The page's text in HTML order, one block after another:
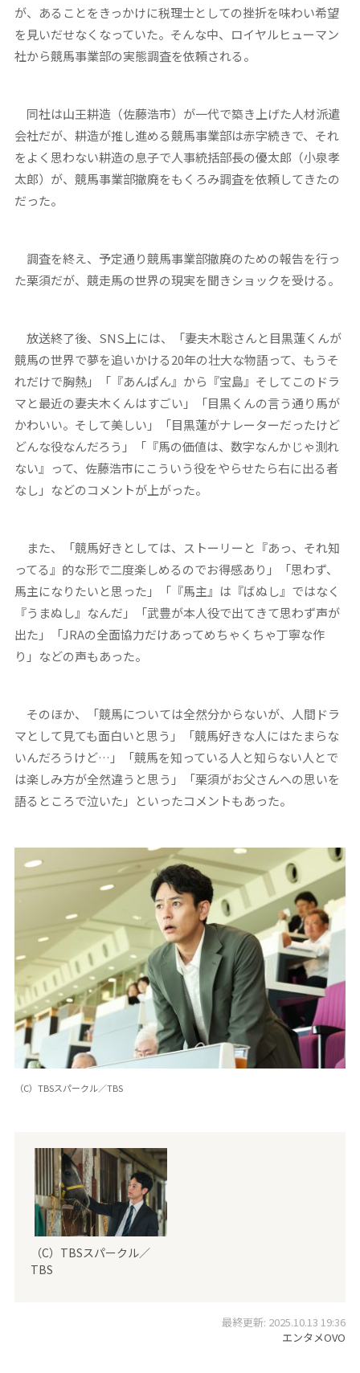
が、あることをきっかけに税理士としての挫折を味わい希望
を見いだせなくなっていた。そんな中、ロイヤルヒューマン
社から競馬事業部の実態調査を依頼される。
同社は山王耕造（佐藤浩市）が一代で築き上げた人材派遣
会社だが、耕造が推し進める競馬事業部は赤字続きで、それ
をよく思わない耕造の息子で人事統括部長の優太郎（小泉孝
太郎）が、競馬事業部撤廃をもくろみ調査を依頼してきたの
だった。
調査を終え、予定通り競馬事業部撤廃のための報告を行っ
た栗須だが、競走馬の世界の現実を聞きショックを受ける。
放送終了後、SNS上には、「妻夫木聡さんと目黒蓮くんが
競馬の世界で夢を追いかける20年の壮大な物語って、もうそ
れだけで胸熱」「『あんぱん』から『宝島』そしてこのドラ
マと最近の妻夫木くんはすごい」「目黒くんの言う通り馬が
かわいい。そして美しい」「目黒蓮がナレーターだったけど
どんな役なんだろう」「『馬の価値は、数字なんかじゃ測れ
ない』って、佐藤浩市にこういう役をやらせたら右に出る者
なし」などのコメントが上がった。
また、「競馬好きとしては、ストーリーと『あっ、それ知
ってる』的な形で二度楽しめるのでお得感あり」「思わず、
馬主になりたいと思った」「『馬主』は『ばぬし』ではなく
『うまぬし』なんだ」「武豊が本人役で出てきて思わず声が
出た」「JRAの全面協力だけあってめちゃくちゃ丁寧な作
り」などの声もあった。
そのほか、「競馬については全然分からないが、人間ドラ
マとして見ても面白いと思う」「競馬好きな人にはたまらな
いんだろうけど…」「競馬を知っている人と知らない人とで
は楽しみ方が全然違うと思う」「栗須がお父さんへの思いを
語るところで泣いた」といったコメントもあった。
（C）TBSスパークル／TBS
（C）TBSスパークル／
TBS
最終更新: 2025.10.13 19:36
エンタメOVO